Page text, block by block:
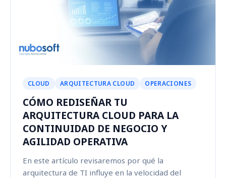
CLOUD ARQUITECTURA CLOUD OPERACIONES
CÓMO REDISEÑAR TU
ARQUITECTURA CLOUD PARA LA
CONTINUIDAD DE NEGOCIO Y
AGILIDAD OPERATIVA
En este artículo revisaremos por qué la
arquitectura de TI influye en la velocidad del